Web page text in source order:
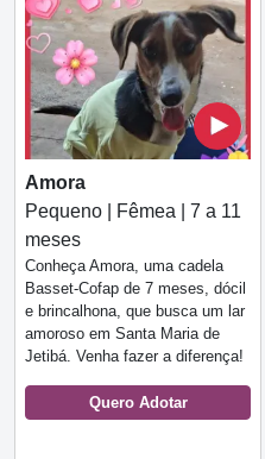
Amora
Pequeno | Fêmea | 7 a 11
meses
Conheça Amora, uma cadela
Basset-Cofap de 7 meses, dócil
e brincalhona, que busca um lar
amoroso em Santa Maria de
Jetibá. Venha fazer a diferença!
Quero Adotar